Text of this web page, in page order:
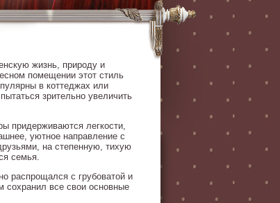
жизнь, природу и
помещении этот стиль
в коттеджах или
зрительно увеличить
придерживаются легкости,
уютное направление с
на степенную, тихую
семья.
распрощался с грубоватой и
сохранил все свои основные